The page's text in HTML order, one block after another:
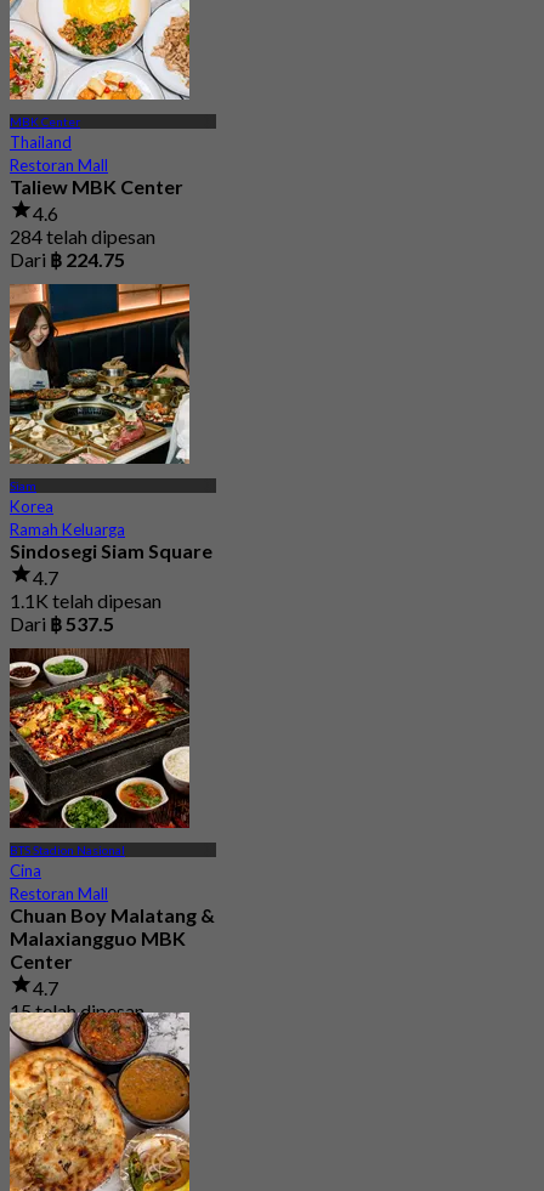
MBK Center
Thailand
Restoran Mall
Taliew MBK Center
4.6
284 telah dipesan
Dari ฿ 224.75
Siam
Korea
Ramah Keluarga
Sindosegi Siam Square
4.7
1.1K telah dipesan
Dari ฿ 537.5
BTS Stadion Nasional
Cina
Restoran Mall
Chuan Boy Malatang &
Malaxiangguo MBK
Center
4.7
15 telah dipesan
Dari฿ 299.5